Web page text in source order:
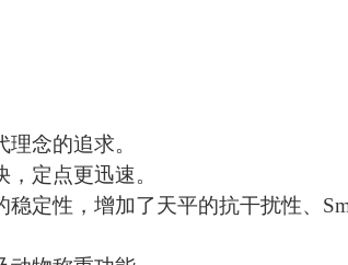
念的追求。
定点更迅速。
定性，增加了天平的抗干扰性、